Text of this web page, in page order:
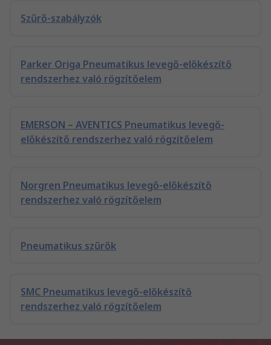
Szűrő-szabályzók
Parker Origa Pneumatikus levegő-előkészítő
rendszerhez való rögzítőelem
EMERSON – AVENTICS Pneumatikus levegő-
előkészítő rendszerhez való rögzítőelem
Norgren Pneumatikus levegő-előkészítő
rendszerhez való rögzítőelem
Pneumatikus szűrők
SMC Pneumatikus levegő-előkészítő
rendszerhez való rögzítőelem